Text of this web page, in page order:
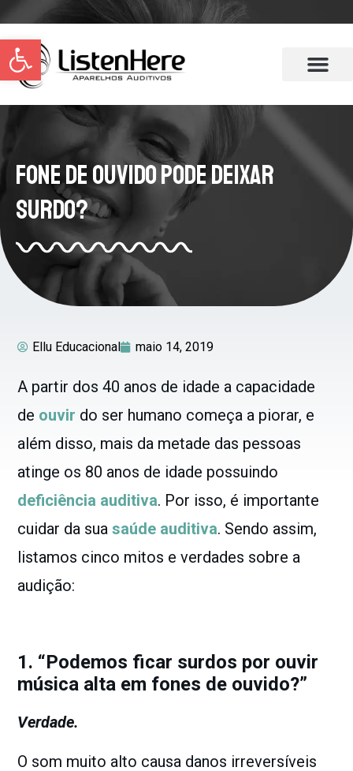
Abrir a barra de ferramentas
Fone de Ouvido Pode Deixar
Surdo?
Ellu Educacional maio 14, 2019
A partir dos 40 anos de idade a capacidade
de ouvir do ser humano começa a piorar, e
além disso, mais da metade das pessoas
atinge os 80 anos de idade possuindo
deficiência auditiva. Por isso, é importante
cuidar da suasaúde auditiva. Sendo assim,
listamos cinco mitos e verdades sobre a
audição:
1. “Podemos ficar surdos por ouvir
música alta em fones de ouvido?”
Verdade.
O som muito alto causa danos irreversíveis